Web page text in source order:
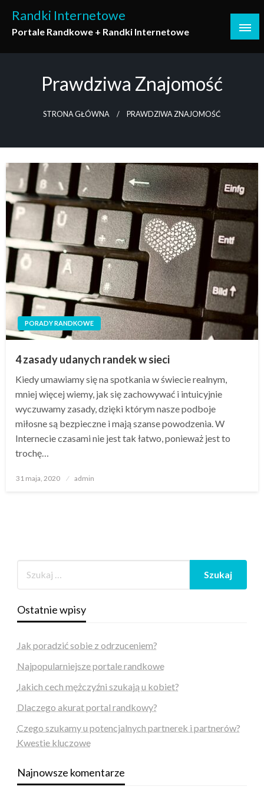
content
Randki Internetowe
Portale Randkowe + Randki Internetowe
Prawdziwa Znajomość
STRONA GŁÓWNA PRAWDZIWA ZNAJOMOŚĆ
PORADY RANDKOWE
4 zasady udanych randek w sieci
Kiedy umawiamy się na spotkania w świecie realnym,
mniej więcej wiemy, jak się zachowywać i intuicyjnie
wyczuwamy zasady, dzięki którym nasze podboje
miłosne są bezpieczne i mają szanse powodzenia. W
Internecie czasami nie jest tak łatwo, ponieważ jest to
trochę…
Opublikowane
31 maja, 2020 admin
Ostatnie wpisy
Jak poradzić sobie z odrzuceniem?
Najpopularniejsze portale randkowe
Jakich cech mężczyźni szukają u kobiet?
Dlaczego akurat portal randkowy?
Czego szukamy u potencjalnych partnerek i partnerów?
Kwestie kluczowe
Najnowsze komentarze